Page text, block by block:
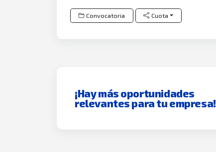
Convocatoria Cuota
¡Hay más oportunidades
relevantes para tu empresa!